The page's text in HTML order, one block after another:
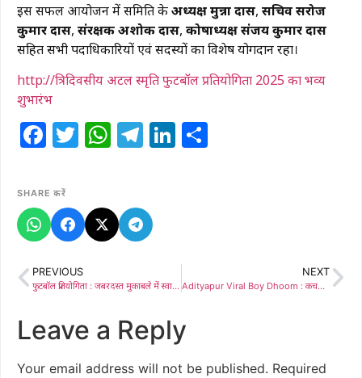
इस सफल आयोजन में समिति केअध्यक्ष मुन्ना दास, सचिव सरोज
कुमार दास, संरक्षक अशोक दास, कोषाध्यक्ष संजय कुमार दास
सहित सभी पदाधिकारियों एवं सदस्यों का विशेष योगदान रहा।
http://त्रिदिवसीय अटल स्मृति फुटबॉल प्रतियोगिता 2025 का भव्य
शुभारंभ
Facebook
Twitter
WhatsApp
Telegram
LinkedIn
SHARE करें
PREVIOUS
फुटबॉल प्रतियोगिता : जबरदस्त मुकाबले में स्वामी ब्रदर्स चिरची की शानदार जीत, पिंक सिटी को हराकर चैंपियन
NEXT
Adityapur Viral Boy Dhoom : कचरा चुनने वाले से ब्रांड एंबेसडर तक, ले बेटा धूम’ के सुरों से अब साफ होगा आदित्यपुर
Leave a Reply
Your email address will not be published. Required